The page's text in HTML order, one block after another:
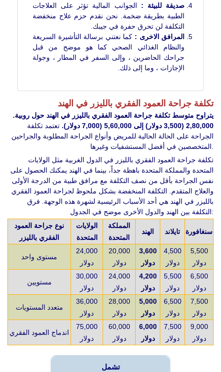
صديقة للبيئة : الجوانب المالية تؤثر على العلاجات
الطبية بطريقة ضخمة. نحن نقدم حزم علاج منخفضة
التكلفة لن تحرق حفرة في جيبك.
المرافق الاخرى : كما نعتني برسالة التأشيرة السريعة
والنظام الغذائي الصحي كما هو موضح من قبل
جراحك الحاضرين ، وإلى السفر في المطار ، وجولة
الإجازات ، وما إلى ذلك.
تكلفة جراحة العمود الفقري بالليزر في الهند
يتراوح متوسط تكلفة جراحة العمود الفقري بالليزر في الهند حول روبية.
2,80,000 (3,500 دولار) إلى 5,60,000 (7,000 دولار).
تعتمد تكلفة
الجراحة على الحالة الحالية للمريض وأنواع الجراحة المطلوبة والجراحين
المتخصصين في أفضل المستشفيات وغيرها.
تكلفة جراحة العمود الفقري بالليزر في الدول الغربية مثل الولايات
المتحدة والمملكة المتحدة باهظة جداً، بينما في الهند يمكنك الحصول على
نفس الجراحة بأقل من نصف التكلفة مع مرافق طبية من الدرجة الأولى
والعلاج المتقدم. التكلفة المنخفضة بشكل ملحوظ لجراحة العمود الفقري
بالليزر في الهند هي أحد الأسباب الرئيسية لشهرة هذه الوجهة. فرق
التكلفة بين الهند والدول الأخرى موضح في الجدول:
نوع جراحة العمود
الفقري بالليزر
الولايات
المتحدة
المملكة
المتحدة
الهند تايلاند سنغافورة
مستوى واحد
24,000
دولار
20,000
دولار
3,600
دولار
4,500
دولار
5,500
دولار
مستويين
30,000
دولار
24,000
دولار
4,200
دولار
5,500
دولار
6,500
دولار
متعدد المستويات
36,000
دولار
28,000
دولار
5,000
دولار
6,500
دولار
7,500
دولار
اندماج العمود الفقري
75,000
دولار
60,000
دولار
6,000
دولار
7,500
دولار
9,000
دولار
تشمل